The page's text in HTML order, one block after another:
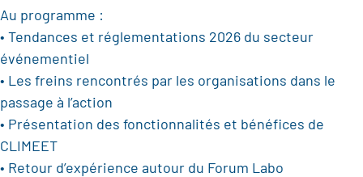
Au programme :
• Tendances et réglementations 2026 du secteur
événementiel
• Les freins rencontrés par les organisations dans le
passage à l’action
• Présentation des fonctionnalités et bénéfices de
CLIMEET
• Retour d’expérience autour du Forum Labo